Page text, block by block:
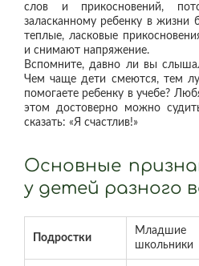
слов и прикосновений,
заласканному ребенку в жизни
теплые, ласковые
и снимают напряжение.
Вспомните, давно ли вы
Чем чаще дети смеются, тем
помогаете ребенку в учебе?
этом достоверно можно
сказать: «Я счастлив!»
Основные
у детей разного
Подростки
Младшие
школьники